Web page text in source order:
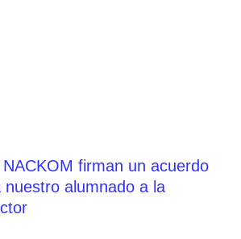
firman un acuerdo
alumnado a la